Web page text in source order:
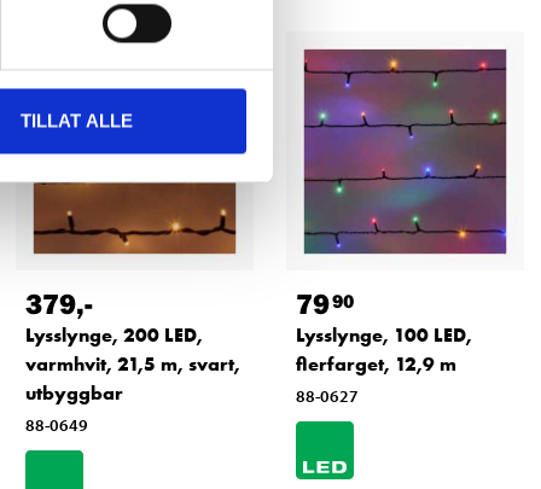
TILLAT ALLE
379,-
Lysslynge, 200 LED,
varmhvit, 21,5 m, svart,
utbyggbar
88-0649
7990
Lysslynge, 100 LED,
flerfarget, 12,9 m
88-0627